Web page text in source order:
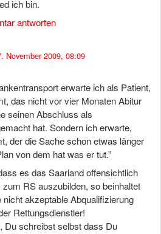
ich bin.
antworten
November 2009, 08:09
erwarte ich als Patient,
das nicht vor vier Monaten Abitur
seinen Abschluss als
hat. Sondern ich erwarte,
der die Sache schon etwas länger
von dem hat was er tut.”
es das Saarland offensichtlich
RS auszubilden, so beinhaltet
akzeptable Abqualifizierung
Rettungsdienstler!
Du schreibst selbst dass Du